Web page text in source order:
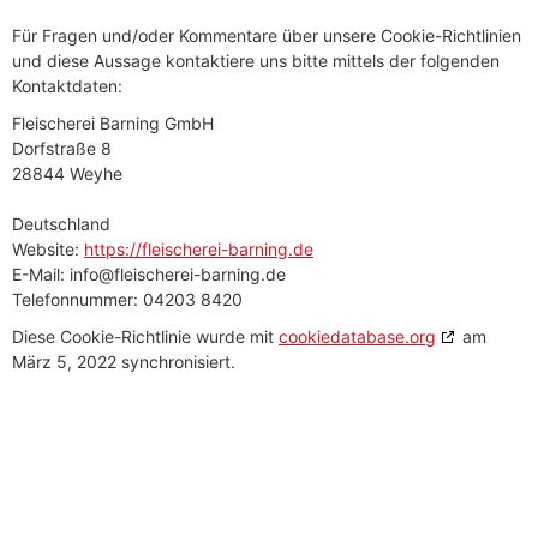
Für Fragen und/oder Kommentare über unsere Cookie-Richtlinien
und diese Aussage kontaktiere uns bitte mittels der folgenden
Kontaktdaten:
Fleischerei Barning GmbH
Dorfstraße 8
28844 Weyhe
Deutschland
Website: https://fleischerei-barning.de
E-Mail: info@fleischerei-barning.de
Telefonnummer: 04203 8420
Diese Cookie-Richtlinie wurde mit cookiedatabase.org
am
März 5, 2022 synchronisiert.